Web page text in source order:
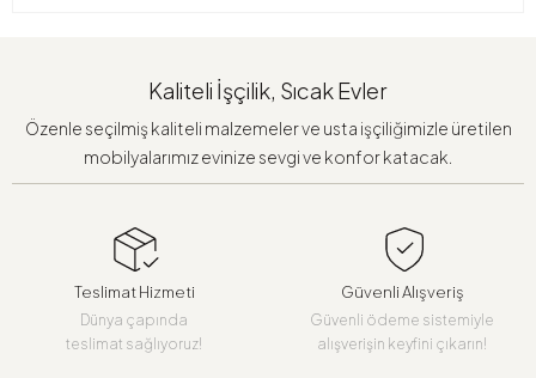
Kaliteli İşçilik, Sıcak Evler
Özenle seçilmiş kaliteli malzemeler ve usta işçiliğimizle üretilen
mobilyalarımız evinize sevgi ve konfor katacak.
Teslimat Hizmeti
Dünya çapında
teslimat sağlıyoruz!
Güvenli Alışveriş
Güvenli ödeme sistemiyle
alışverişin keyfini çıkarın!